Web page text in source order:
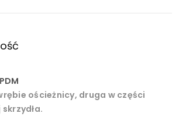
ościeżnicy, druga w części